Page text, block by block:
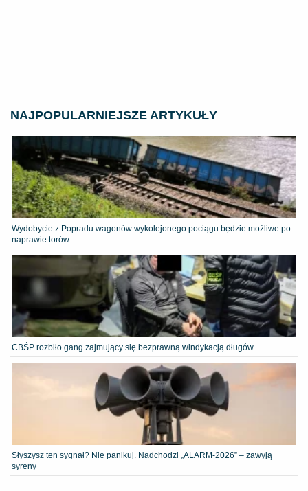
NAJPOPULARNIEJSZE ARTYKUŁY
Wydobycie z Popradu wagonów wykolejonego pociągu będzie możliwe po
naprawie torów
CBŚP rozbiło gang zajmujący się bezprawną windykacją długów
Słyszysz ten sygnał? Nie panikuj. Nadchodzi „ALARM-2026” – zawyją
syreny